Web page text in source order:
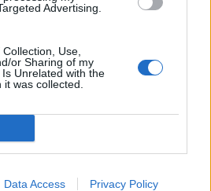
Advertising.
Use,
or Sharing of my
Unrelated with the
was collected.
Data Access Privacy Policy